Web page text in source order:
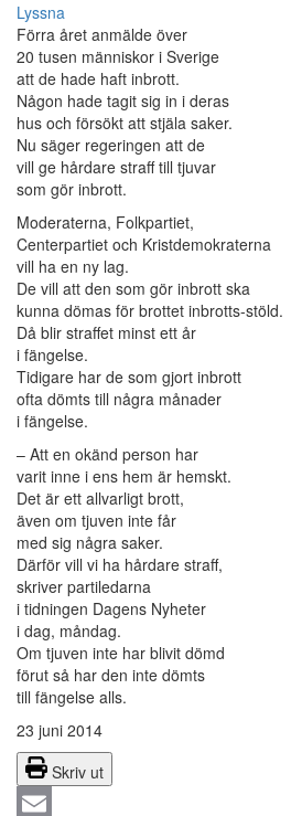
Lyssna
Förra året anmälde över
20 tusen människor i Sverige
att de hade haft inbrott.
Någon hade tagit sig in i deras
hus och försökt att stjäla saker.
Nu säger regeringen att de
vill ge hårdare straff till tjuvar
som gör inbrott.
Moderaterna, Folkpartiet,
Centerpartiet och Kristdemokraterna
vill ha en ny lag.
De vill att den som gör inbrott ska
kunna dömas för brottet inbrotts-stöld.
Då blir straffet minst ett år
i fängelse.
Tidigare har de som gjort inbrott
ofta dömts till några månader
i fängelse.
– Att en okänd person har
varit inne i ens hem är hemskt.
Det är ett allvarligt brott,
även om tjuven inte får
med sig några saker.
Därför vill vi ha hårdare straff,
skriver partiledarna
i tidningen Dagens Nyheter
i dag, måndag.
Om tjuven inte har blivit dömd
förut så har den inte dömts
till fängelse alls.
23 juni 2014
Skriv ut